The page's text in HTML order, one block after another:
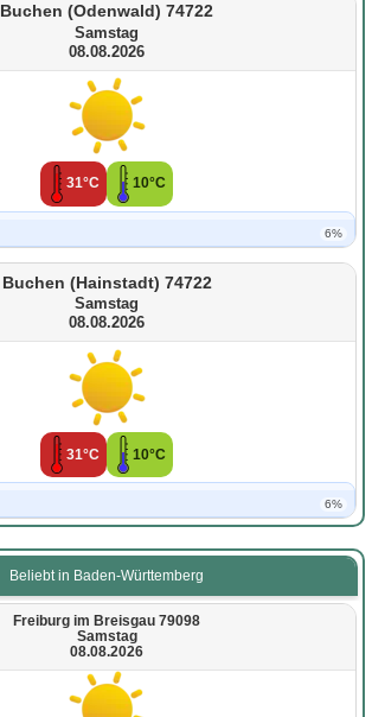
Buchen (Odenwald) 74722
Samstag
08.08.2026
31°C 10°C
6%
Buchen (Hainstadt) 74722
Samstag
08.08.2026
31°C 10°C
6%
Beliebt in Baden-Württemberg
Freiburg im Breisgau 79098
Samstag
08.08.2026